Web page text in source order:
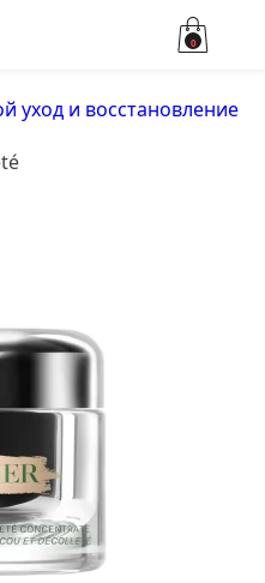
0
уход и восстановление